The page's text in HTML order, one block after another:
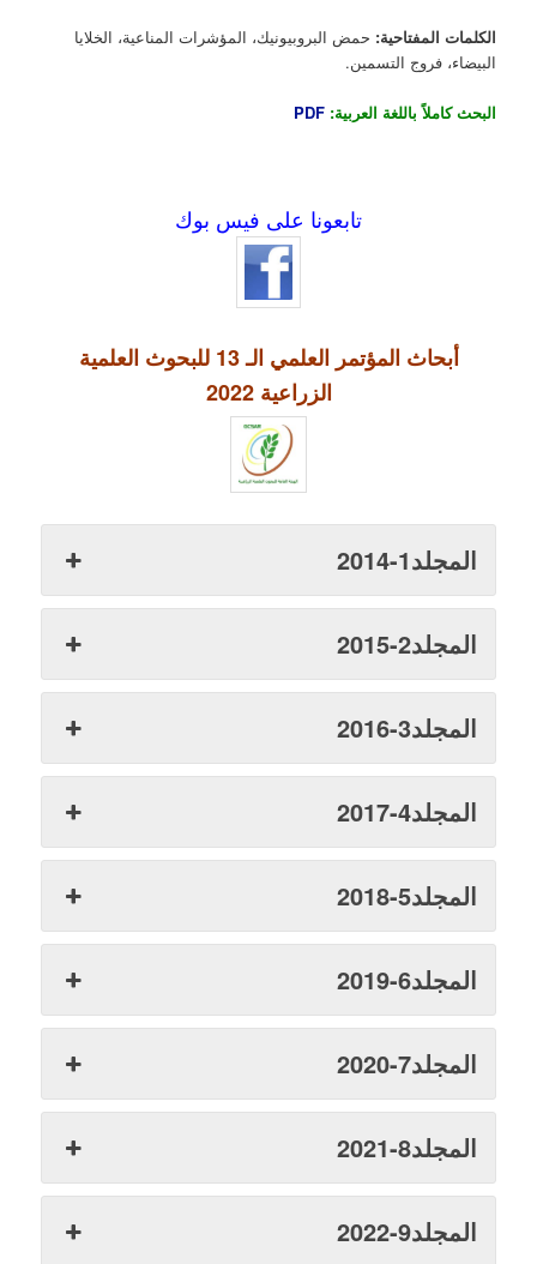
الكلمات المفتاحية: حمض البروبيونيك، المؤشرات المناعية، الخلايا
البيضاء، فروج التسمين.
البحث كاملاً باللغة العربية:PDF
تابعونا على فيس بوك
أبحاث المؤتمر العلمي الـ 13 للبحوث العلمية
الزراعية 2022
المجلد1-2014
المجلد2-2015
المجلد3-2016
المجلد4-2017
المجلد5-2018
المجلد6-2019
المجلد7-2020
المجلد8-2021
المجلد9-2022